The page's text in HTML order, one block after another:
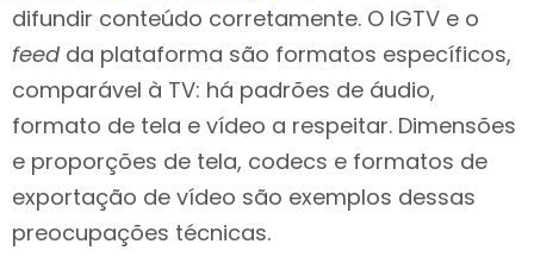
difundir conteúdo corretamente. O IGTV e o
feed da plataforma são formatos específicos,
comparável à TV: há padrões de áudio,
formato de tela e vídeo a respeitar. Dimensões
e proporções de tela, codecs e formatos de
exportação de vídeo são exemplos dessas
preocupações técnicas.